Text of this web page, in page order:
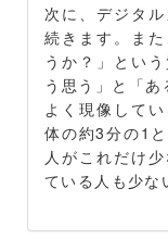
次に、デジタ
続きます。ま
うか？」とい
う思う」と「あ
よく現像して
体の約3分の1
人がこれだけ
ている人も少な